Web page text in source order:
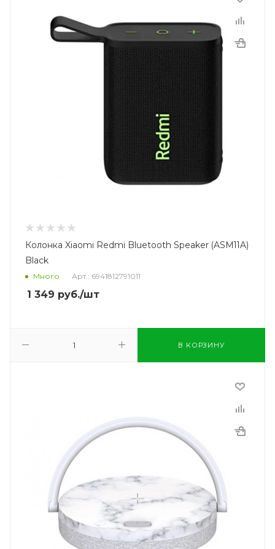
Колонка Xiaomi Redmi Bluetooth Speaker (ASM11A)
Black
Много Арт.: 6941812791011
1 349 руб./шт
В КОРЗИНУ